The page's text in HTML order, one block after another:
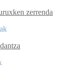
zerrenda